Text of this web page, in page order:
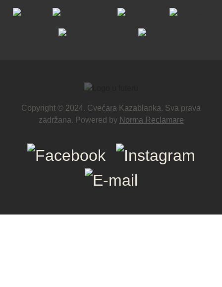
Copyright © 2024. Cvećara Kazablanka. Sva prava
zadržana. Powered by Norma Reclamare